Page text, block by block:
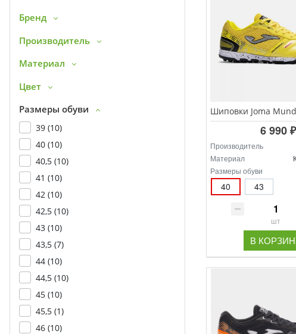
Бренд
Производитель
Материал
Цвет
Размеры обуви
39 (10)
40 (10)
40,5 (10)
41 (10)
42 (10)
42,5 (10)
43 (10)
43,5 (7)
44 (10)
44,5 (10)
45 (10)
45,5 (1)
46 (10)
6 990 ₽
Производитель
Материал
Размеры обуви
40 43
шт
В